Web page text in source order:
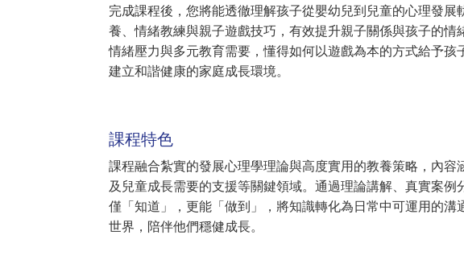
完成課程後，您將能透徹理解孩子從嬰幼兒到兒童的心理發展
養、情緒教練與親子遊戲技巧，有效提升親子關係與孩子的情
情緒壓力與多元教育需要，懂得如何以遊戲為本的方式給予孩
建立和諧健康的家庭成長環境。
課程特色
課程融合紮實的發展心理學理論與高度實用的教養策略，內容
及兒童成長需要的支援等關鍵領域。通過理論講解、真實案例
僅「知道」，更能「做到」，將知識轉化為日常中可運用的
世界，陪伴他們穩健成長。